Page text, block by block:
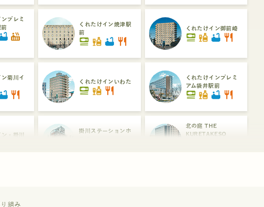
プレミ
前
hot_tub
くれたけイン焼津駅
前
set_meal liquor bathtub restaurant
くれたけイン御前崎
set_meal liquor bathtub restaurant
菊川イ
restaurant
くれたけインいわた
set_meal liquor restaurant
くれたけインプレミ
アム袋井駅前
set_meal liquor bathtub restaurant
ン・掛川
掛川ステーションホ
北の庭 THE
KURETAKESO
組み